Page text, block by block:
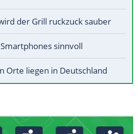
der Grill ruckzuck sauber
sinnvoll
Orte liegen in Deutschland